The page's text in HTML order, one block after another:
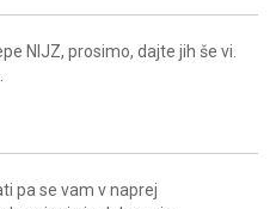
NIJZ, prosimo, dajte jih še vi.
pa se vam v naprej